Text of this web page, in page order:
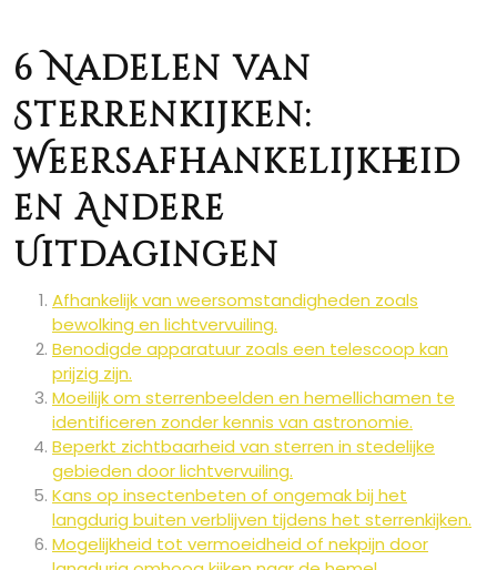
6 Nadelen van
Sterrenkijken:
Weersafhankelijkheid
en Andere
Uitdagingen
Afhankelijk van weersomstandigheden zoals
bewolking en lichtvervuiling.
Benodigde apparatuur zoals een telescoop kan
prijzig zijn.
Moeilijk om sterrenbeelden en hemellichamen te
identificeren zonder kennis van astronomie.
Beperkt zichtbaarheid van sterren in stedelijke
gebieden door lichtvervuiling.
Kans op insectenbeten of ongemak bij het
langdurig buiten verblijven tijdens het sterrenkijken.
Mogelijkheid tot vermoeidheid of nekpijn door